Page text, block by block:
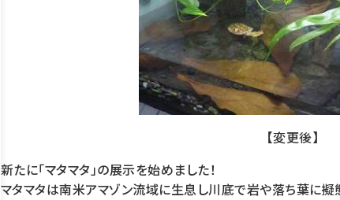
【変更後】
新たに「マタマタ」の展示を始めました！
マタマタは南米アマゾン流域に生息し川底で岩や落ち葉に擬